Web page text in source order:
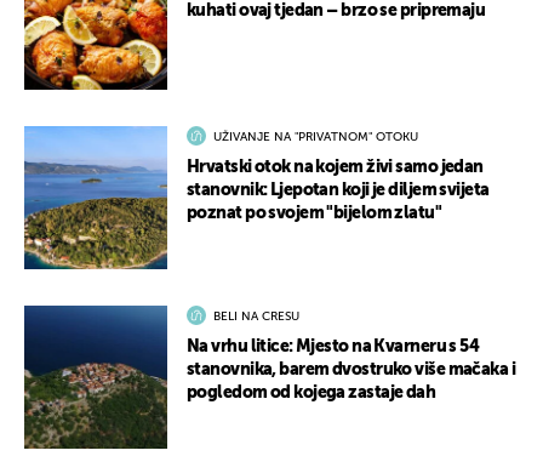
kuhati ovaj tjedan – brzo se pripremaju
UŽIVANJE NA "PRIVATNOM" OTOKU
Hrvatski otok na kojem živi samo jedan
stanovnik: Ljepotan koji je diljem svijeta
poznat po svojem "bijelom zlatu"
BELI NA CRESU
Na vrhu litice: Mjesto na Kvarneru s 54
stanovnika, barem dvostruko više mačaka i
pogledom od kojega zastaje dah